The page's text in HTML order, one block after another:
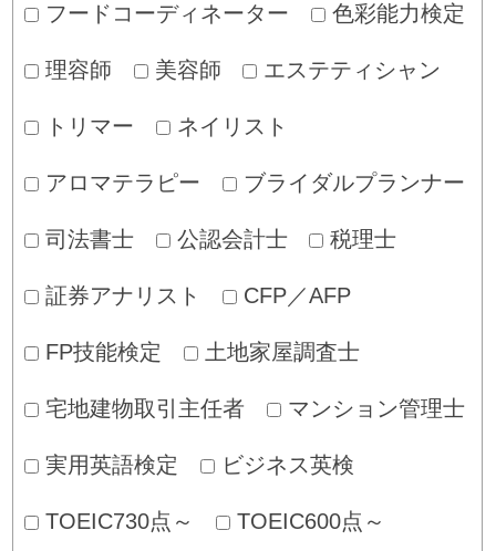
フードコーディネーター 色彩能力検定
理容師 美容師 エステティシャン
トリマー ネイリスト
アロマテラピー ブライダルプランナー
司法書士 公認会計士 税理士
証券アナリスト CFP／AFP
FP技能検定 土地家屋調査士
宅地建物取引主任者 マンション管理士
実用英語検定 ビジネス英検
TOEIC730点～ TOEIC600点～